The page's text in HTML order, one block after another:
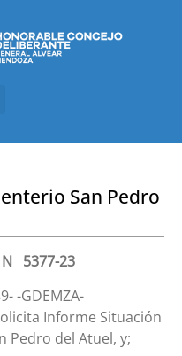
San Pedro
N 5377-23
-GDEMZA-
Informe Situación
Pedro del Atuel, y;